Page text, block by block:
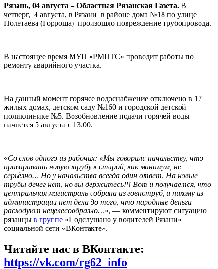
Рязань, 04 августа – Областная Рязанская Газета. В
четверг, 4 августа, в Рязани в районе дома №18 по улице
Полетаева (Горроща) произошло повреждение трубопровода.
В настоящее время МУП «РМПТС» проводит работы по
ремонту аварийного участка.
На данный момент горячее водоснабжение отключено в 17
жилых домах, детском саду №160 и городской детской
поликлинике №5. Возобновление подачи горячей воды
начнется 5 августа с 13.00.
«Со слов одного из рабочих: «Мы говорили начальству, что
приваривать новую трубу к старой, как минимум, не
серьёзно… Но у начальства всегда один ответ: На новые
трубы денег нет, но вы держитесь!!! Вот и получается, что
центральная магистраль собрана из говнотруб, и никому из
администрации нет дела до того, что народные деньги
расходуют нецелесообразно…», — комментируют ситуацию
рязанцы в группе «Подслушано у водителей Рязани»
социальной сети «ВКонтакте».
Читайте нас в ВКонтакте:
https://vk.com/rg62_info